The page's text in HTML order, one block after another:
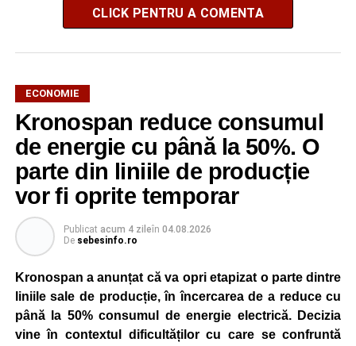
CLICK PENTRU A COMENTA
ECONOMIE
Kronospan reduce consumul
de energie cu până la 50%. O
parte din liniile de producție
vor fi oprite temporar
Publicat acum 4 zileîn 04.08.2026
De sebesinfo.ro
Kronospan a anunțat că va opri etapizat o parte dintre
liniile sale de producție, în încercarea de a reduce cu
până la 50% consumul de energie electrică. Decizia
vine în contextul dificultăților cu care se confruntă